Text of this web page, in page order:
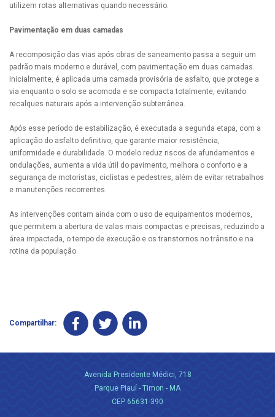
utilizem rotas alternativas quando necessário.
Pavimentação em duas camadas
A recomposição das vias após obras de saneamento passa a seguir um
padrão mais moderno e durável, com pavimentação em duas camadas.
Inicialmente, é aplicada uma camada provisória de asfalto, que protege a
via enquanto o solo se acomoda e se compacta totalmente, evitando
recalques naturais após a intervenção subterrânea.
Após esse período de estabilização, é executada a segunda etapa, com a
aplicação do asfalto definitivo, que garante maior resistência,
uniformidade e durabilidade. O modelo reduz riscos de afundamentos e
ondulações, aumenta a vida útil do pavimento, melhora o conforto e a
segurança de motoristas, ciclistas e pedestres, além de evitar retrabalhos
e manutenções recorrentes.
As intervenções contam ainda com o uso de equipamentos modernos,
que permitem a abertura de valas mais compactas e precisas, reduzindo a
área impactada, o tempo de execução e os transtornos no trânsito e na
rotina da população.
Compartilhar:
Avenida Presidente Médici, 718
Parque Piauí - Timon - MA
CEP 65631-390